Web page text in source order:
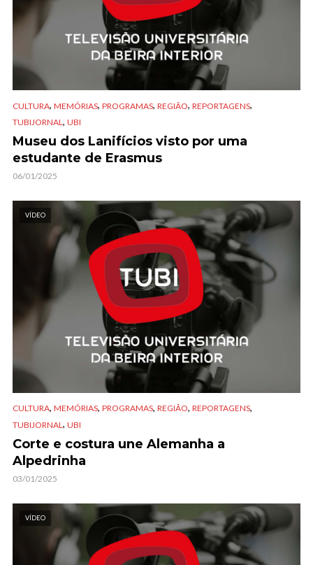
CULTURA, MEMÓRIAS, PROGRAMAS, REGIÃO, REPORTAGENS,
TUBIJORNAL, UBI
Museu dos Lanifícios visto por uma
estudante de Erasmus
06/01/2025
VÍDEO
CULTURA, MEMÓRIAS, PROGRAMAS, REGIÃO, REPORTAGENS,
TUBIJORNAL , UBI
Corte e costura une Alemanha a
Alpedrinha
03/01/2025
VÍDEO